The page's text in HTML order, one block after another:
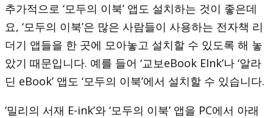
추가적으로 ‘모두의 이북’ 앱도 설치하는 것이 좋은데
요, ‘모두의 이북’은 많은 사람들이 사용하는 전자책 리
더기 앱들을 한 곳에 모아놓고 설치할 수 있도록 해 놓
았기 때문입니다. 예를 들어 ‘교보eBook EInk’나 ‘알라
딘 eBook’ 앱도 ‘모두의 이북’에서 설치할 수 있습니다.
‘밀리의 서재 E-ink’와 ‘모두의 이북’ 앱을 PC에서 아래